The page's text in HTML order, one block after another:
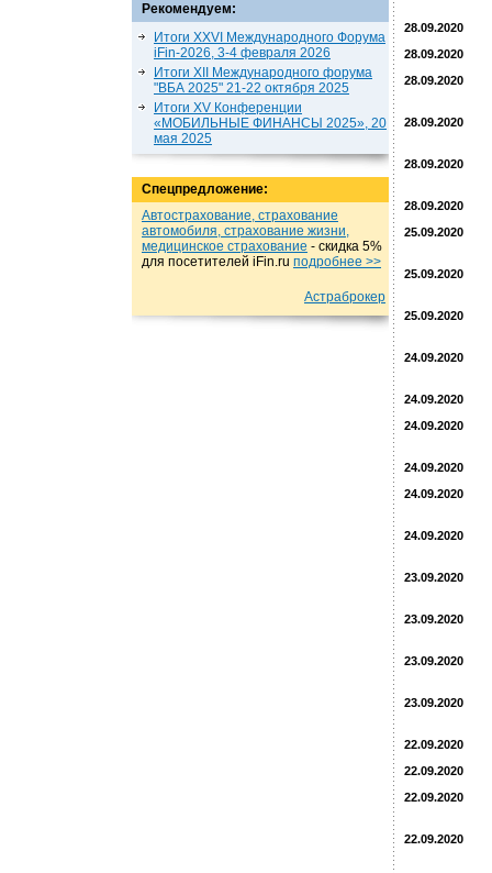
Рекомендуем:
Итоги XXVI Международного Форума
iFin-2026, 3-4 февраля 2026
Итоги XII Международного форума
"ВБА 2025" 21-22 октября 2025
Итоги XV Конференции
«МОБИЛЬНЫЕ ФИНАНСЫ 2025», 20
мая 2025
Спецпредложение:
Автострахование, страхование
автомобиля, страхование жизни,
медицинское страхование - cкидка 5%
для посетителей iFin.ru подробнеe >>
Астраброкер
28.09.2020
28.09.2020
28.09.2020
28.09.2020
28.09.2020
28.09.2020
25.09.2020
25.09.2020
25.09.2020
24.09.2020
24.09.2020
24.09.2020
24.09.2020
24.09.2020
24.09.2020
23.09.2020
23.09.2020
23.09.2020
23.09.2020
22.09.2020
22.09.2020
22.09.2020
22.09.2020